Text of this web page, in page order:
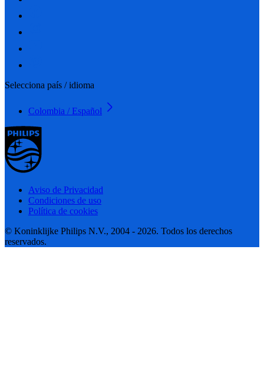
Selecciona país / idioma
Colombia / Español
Aviso de Privacidad
Condiciones de uso
Política de cookies
© Koninklijke Philips N.V., 2004 - 2026. Todos los derechos
reservados.